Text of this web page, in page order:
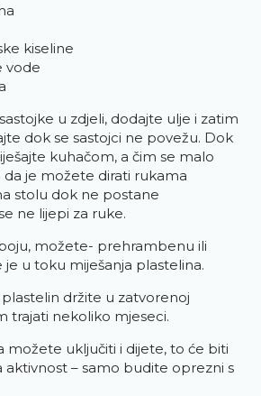
kiseline
vode
u zdjeli, dodajte ulje i zatim
dok se sastojci ne povežu. Dok
kuhačom, a čim se malo
je možete dirati rukama
stolu dok ne postane
ne lijepi za ruke.
možete- prehrambenu ili
u toku miješanja plastelina.
držite u zatvorenoj
trajati nekoliko mjeseci.
možete uključiti i dijete, to će biti
aktivnost – samo budite oprezni s